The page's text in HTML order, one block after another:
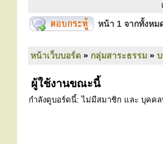
หน้า 1 จากทั้งหม
หน้าเว็บบอร์ด » กลุ่มสาระธรรม »
ผู้ใช้งานขณะนี้
กำลังดูบอร์ดนี้: ไม่มีสมาชิก และ บุคคล